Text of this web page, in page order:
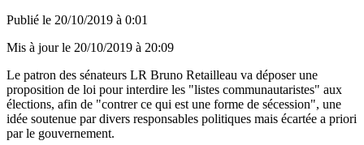
Publié le 20/10/2019 à 0:01
Mis à jour le 20/10/2019 à 20:09
Le patron des sénateurs LR Bruno Retailleau va déposer une
proposition de loi pour interdire les "listes communautaristes" aux
élections, afin de "contrer ce qui est une forme de sécession", une
idée soutenue par divers responsables politiques mais écartée a priori
par le gouvernement.